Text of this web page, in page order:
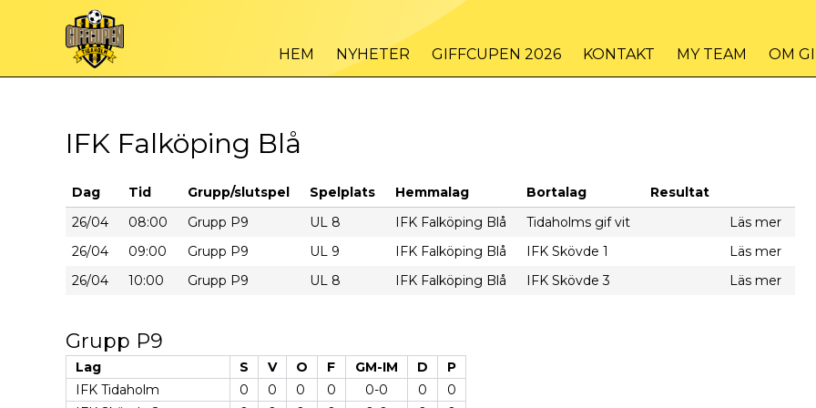
HEM NYHETER GIFFCUPEN 2026 KONTAKT MY TEAM OM
IFK Falköping Blå
Dag Tid Grupp/slutspel Spelplats Hemmalag Bortalag
Resultat
26/04
08:00 Grupp P9 UL 8 IFK Falköping Blå Tidaholms gif vit
Läs mer
26/04
09:00 Grupp P9 UL 9 IFK Falköping Blå IFK Skövde 1
Läs mer
26/04
10:00 Grupp P9 UL 8 IFK Falköping Blå IFK Skövde 3 Läs mer
Grupp P9
Lag S V O F GM-IM D
P
IFK Tidaholm
0 0 0 0 0-0 0
0